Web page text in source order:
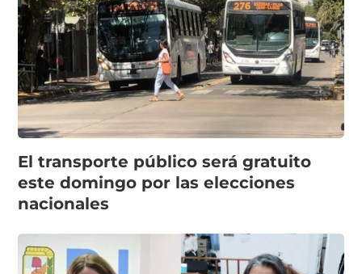
El transporte público será gratuito
este domingo por las elecciones
nacionales